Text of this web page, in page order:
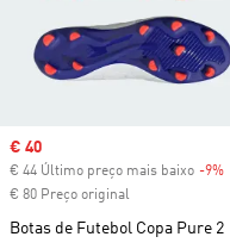
Sale price
€ 40
€ 44 Último preço mais baixo -9%
€ 80 Preço original
Botas de Futebol Copa Pure 2